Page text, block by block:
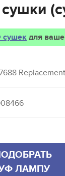
сушек для
Replacement
ЛАМПУ